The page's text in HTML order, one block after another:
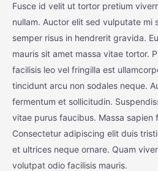
Fusce id velit ut tortor pretium
nullam. Auctor elit sed vulputate mi
semper risus in hendrerit gravida.
mauris sit amet massa vitae tortor.
facilisis leo vel fringilla est
tincidunt arcu non sodales neque.
fermentum et sollicitudin.
vitae purus faucibus. Massa sapien
Consectetur adipiscing elit duis
et ultrices neque ornare. Quam
volutpat odio facilisis mauris.